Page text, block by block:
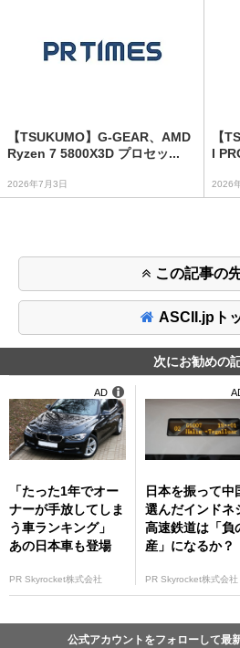
【TSUKUMO】G-GEAR、AMD
Ryzen 7 5800X3D プロセッ...
2026年7月3日
【
I
2026
この記事の
ASCII.jpト
次にお勧めの
「たった1年でオー
ナーが手放してしま
う車ランキング」
あの日本車も登場
PR Skyrocket株式会社
AD
日本を振って中
選んだインドネ
高速鉄道は「負
産」になるか？
PR Skyrocket株式会社
公式アカウントをフォローして最